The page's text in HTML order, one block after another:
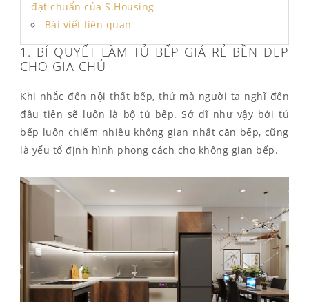
đạt chuẩn của S.Housing
Bài viết liên quan
1. BÍ QUYẾT LÀM TỦ BẾP GIÁ RẺ BỀN ĐẸP
CHO GIA CHỦ
Khi nhắc đến nội thất bếp, thứ mà người ta nghĩ đến
đầu tiên sẽ luôn là bộ tủ bếp. Sở dĩ như vậy bởi tủ
bếp luôn chiếm nhiều không gian nhất căn bếp, cũng
là yếu tố định hình phong cách cho không gian bếp.